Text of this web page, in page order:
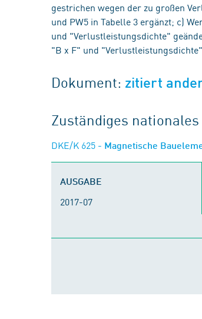
gestrichen wegen der zu großen
und PW5 in Tabelle 3 ergänzt; c)
und "Verlustleistungsdichte"
"B x F" und
Dokument: zitiert
Zuständiges
DKE/K 625 - Magnetische
AUSGABE
2017-07